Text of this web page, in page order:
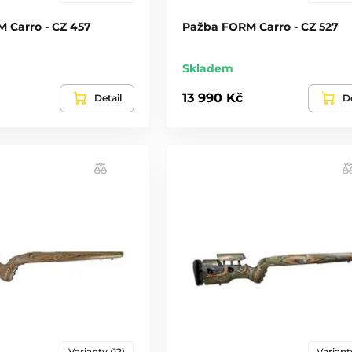
Carro - CZ 457
Detail
Pažba FORM Carro - CZ 527
Skladem
13 990 Kč